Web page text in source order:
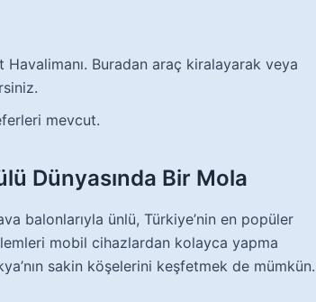
Havalimanı. Buradan araç kiralayarak veya
mevcut.
Dünyasında Bir Mola
balonlarıyla ünlü, Türkiye’nin en popüler
mobil cihazlardan kolayca yapma
sakin köşelerini keşfetmek de mümkün.